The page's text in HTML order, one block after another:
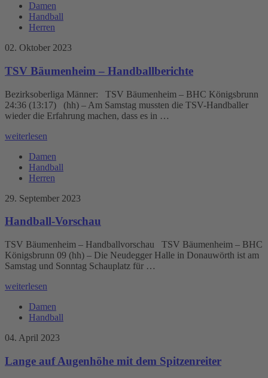
Damen
Handball
Herren
02. Oktober 2023
TSV Bäumenheim – Handballberichte
Bezirksoberliga Männer: TSV Bäumenheim – BHC Königsbrunn
24:36 (13:17) (hh) – Am Samstag mussten die TSV-Handballer
wieder die Erfahrung machen, dass es in …
weiterlesen
Damen
Handball
Herren
29. September 2023
Handball-Vorschau
TSV Bäumenheim – Handballvorschau TSV Bäumenheim – BHC
Königsbrunn 09 (hh) – Die Neudegger Halle in Donauwörth ist am
Samstag und Sonntag Schauplatz für …
weiterlesen
Damen
Handball
04. April 2023
Lange auf Augenhöhe mit dem Spitzenreiter